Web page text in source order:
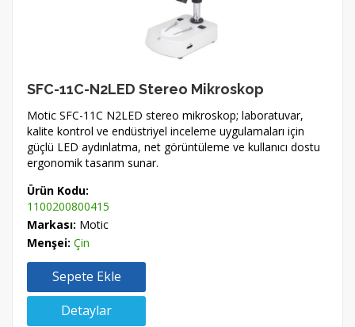
SFC-11C-N2LED Stereo Mikroskop
Motic SFC-11C N2LED stereo mikroskop; laboratuvar,
kalite kontrol ve endüstriyel inceleme uygulamaları için
güçlü LED aydınlatma, net görüntüleme ve kullanıcı dostu
ergonomik tasarım sunar.
Ürün Kodu:
1100200800415
Markası: Motic
Menşei: Çin
Sepete Ekle
Detaylar